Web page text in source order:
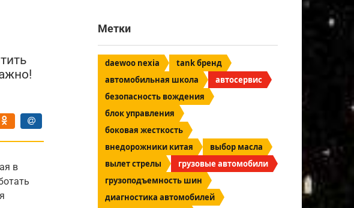
в
Метки
daewoo nexia
tank бренд
автомобильная школа
автосервис
безопасность вождения
блок управления
боковая жесткость
внедорожники китая
выбор масла
вылет стрелы
грузовые автомобили
грузоподъемность шин
диагностика автомобилей